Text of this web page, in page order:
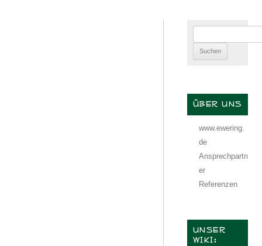
nach:
ÜBER UNS
www.ewering.
de
Ansprechpartn
er
Referenzen
UNSER
WIKI: